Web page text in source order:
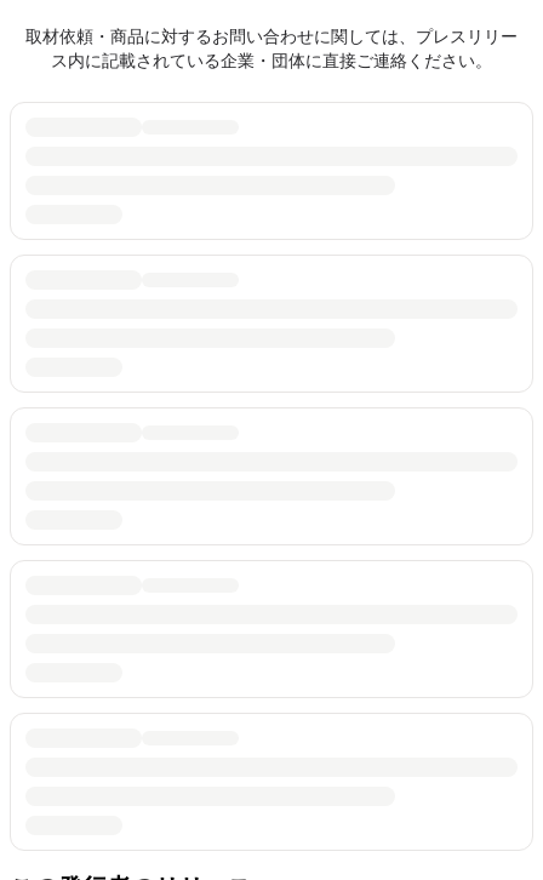
取材依頼・商品に対するお問い合わせに関しては、プレスリリー
ス内に記載されている企業・団体に直接ご連絡ください。